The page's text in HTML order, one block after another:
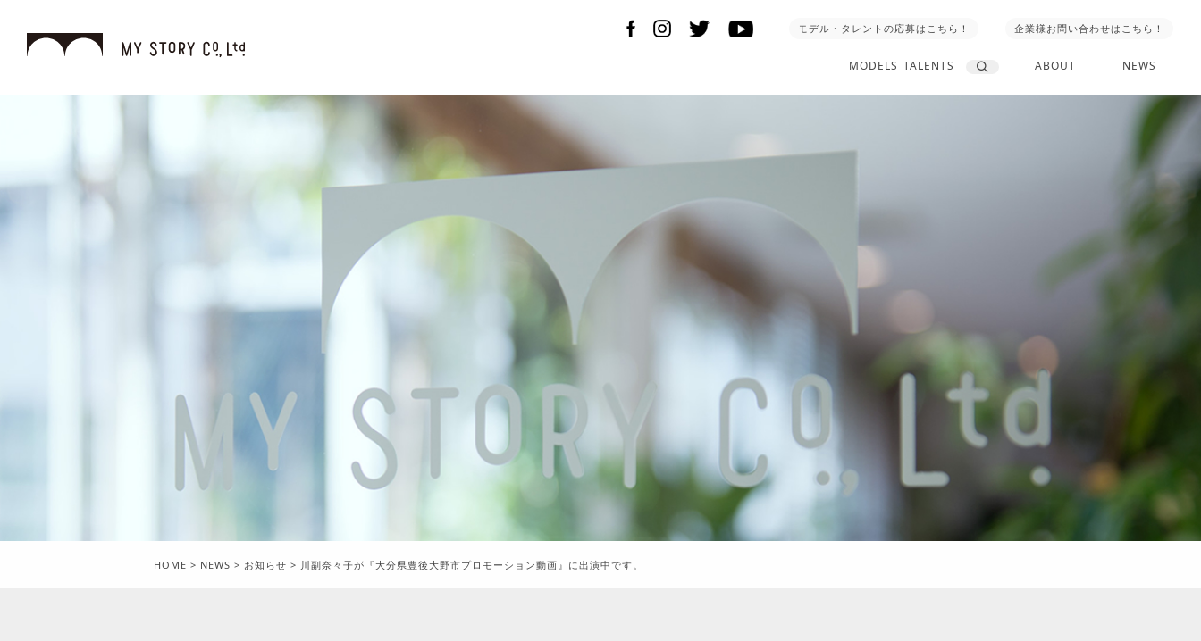
モデル・タレントの応募はこちら！ 企業様お問い合わせはこちら！
MODELS_TALENTS ABOUT NEWS
HOME > NEWS > お知らせ > 川副奈々子が『大分県豊後大野市プロモーション動画』に出演中です。